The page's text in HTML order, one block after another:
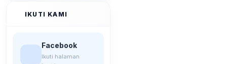
IKUTI KAMI
Facebook
Ikuti halaman